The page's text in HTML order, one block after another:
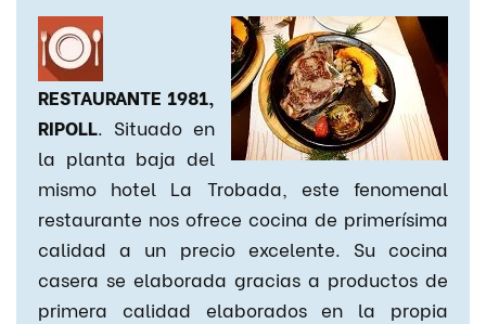
RESTAURANTE 1981,
RIPOLL. Situado en
la planta baja del
mismo hotel La Trobada, este fenomenal
restaurante nos ofrece cocina de primerísima
calidad a un precio excelente. Su cocina
casera se elaborada gracias a productos de
primera calidad elaborados en la propia